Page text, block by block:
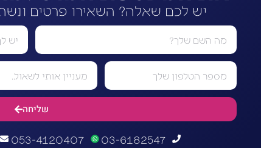
יש לכם שאלה? השאירו פרטים
שליחה
03-6182547
053-4120407